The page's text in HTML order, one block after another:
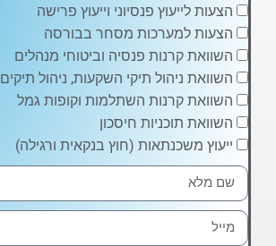
הצעות לייעוץ פנסיוני וייעוץ פרישה
הצעות למערכות מסחר בבורסה
השוואת קרנות פנסיה וביטוחי מנהלים
השוואת ניהול תיקי השקעות, ניהול תיקים
השוואת קרנות השתלמות וקופות גמל
השוואת תוכניות חיסכון
ייעוץ משכנתאות (חוץ בנקאית ורגילה)